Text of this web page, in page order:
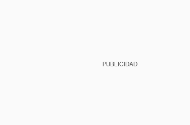
PUBLICIDAD